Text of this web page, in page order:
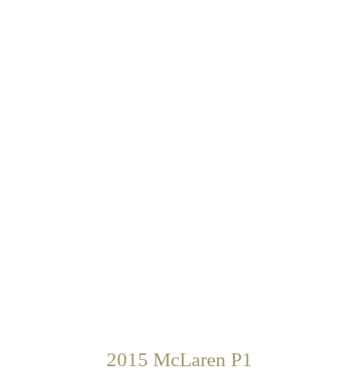
2015 McLaren P1